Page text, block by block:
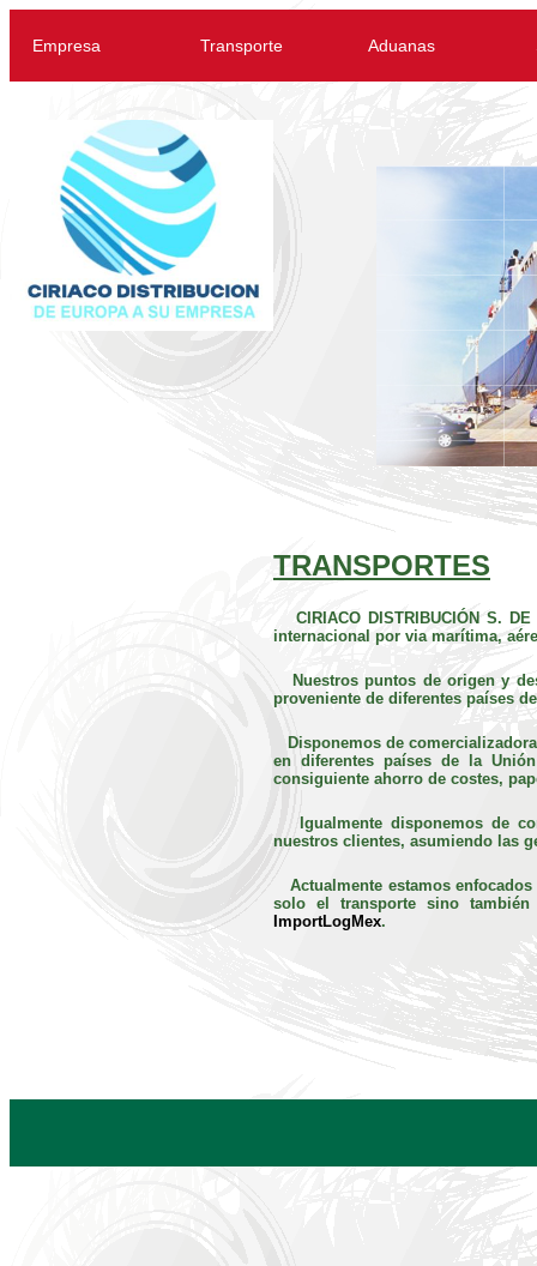
Empresa Transporte Aduanas
TRANSPORTES
CIRIACO DISTRIBUCIÓN S.
internacional por via marítima,
Nuestros puntos de origen y
proveniente de diferentes países
Disponemos de
en diferentes países de la
consiguiente ahorro de costes,
Igualmente disponemos de
nuestros clientes, asumiendo las
Actualmente estamos
solo el transporte sino
ImportLogMex.